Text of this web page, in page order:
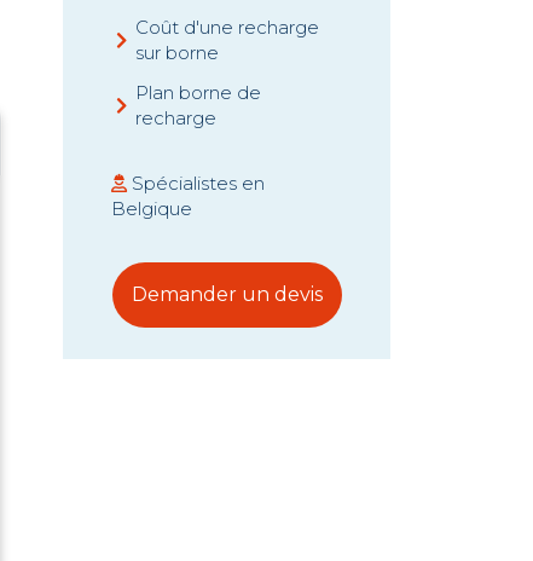
Coût d'une recharge
sur borne
Plan borne de
recharge
Spécialistes en
Belgique
Demander un devis